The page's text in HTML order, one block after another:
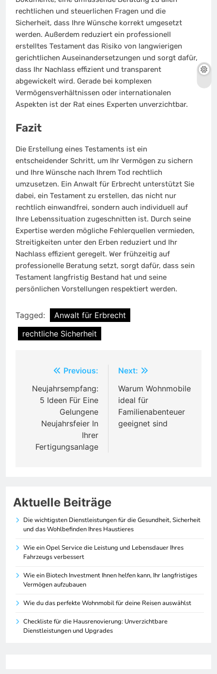
rechtlichen und steuerlichen Fragen und die
Sicherheit, dass Ihre Wünsche korrekt umgesetzt
werden. Außerdem reduziert ein professionell
erstelltes Testament das Risiko von langwierigen
gerichtlichen Auseinandersetzungen und sorgt dafür,
dass Ihr Nachlass effizient und transparent
abgewickelt wird. Gerade bei komplexen
Vermögensverhältnissen oder internationalen
Aspekten ist der Rat eines Experten unverzichtbar.
Fazit
Die Erstellung eines Testaments ist ein
entscheidender Schritt, um Ihr Vermögen zu sichern
und Ihre Wünsche nach Ihrem Tod rechtlich
umzusetzen. Ein Anwalt für Erbrecht unterstützt Sie
dabei, ein Testament zu erstellen, das nicht nur
rechtlich einwandfrei, sondern auch individuell auf
Ihre Lebenssituation zugeschnitten ist. Durch seine
Expertise werden mögliche Fehlerquellen vermieden,
Streitigkeiten unter den Erben reduziert und Ihr
Nachlass effizient geregelt. Wer frühzeitig auf
professionelle Beratung setzt, sorgt dafür, dass sein
Testament langfristig Bestand hat und seine
persönlichen Vorstellungen respektiert werden.
Tagged:
Anwalt für Erbrecht
rechtliche Sicherheit
navigation
Previous:
Neujahrsempfang:
5 Ideen Für Eine
Gelungene
Neujahrsfeier In
Ihrer
Fertigungsanlage
Next:
Warum Wohnmobile
ideal für
Familienabenteuer
geeignet sind
Aktuelle Beiträge
Die wichtigsten Dienstleistungen für die Gesundheit, Sicherheit
und das Wohlbefinden Ihres Haustieres
Wie ein Opel Service die Leistung und Lebensdauer Ihres
Fahrzeugs verbessert
Wie ein Biotech Investment Ihnen helfen kann, Ihr langfristiges
Vermögen aufzubauen
Wie du das perfekte Wohnmobil für deine Reisen auswählst
Checkliste für die Hausrenovierung: Unverzichtbare
Dienstleistungen und Upgrades